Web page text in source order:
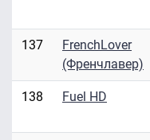
137
FrenchLover
(Френчлавер)
138 Fuel HD